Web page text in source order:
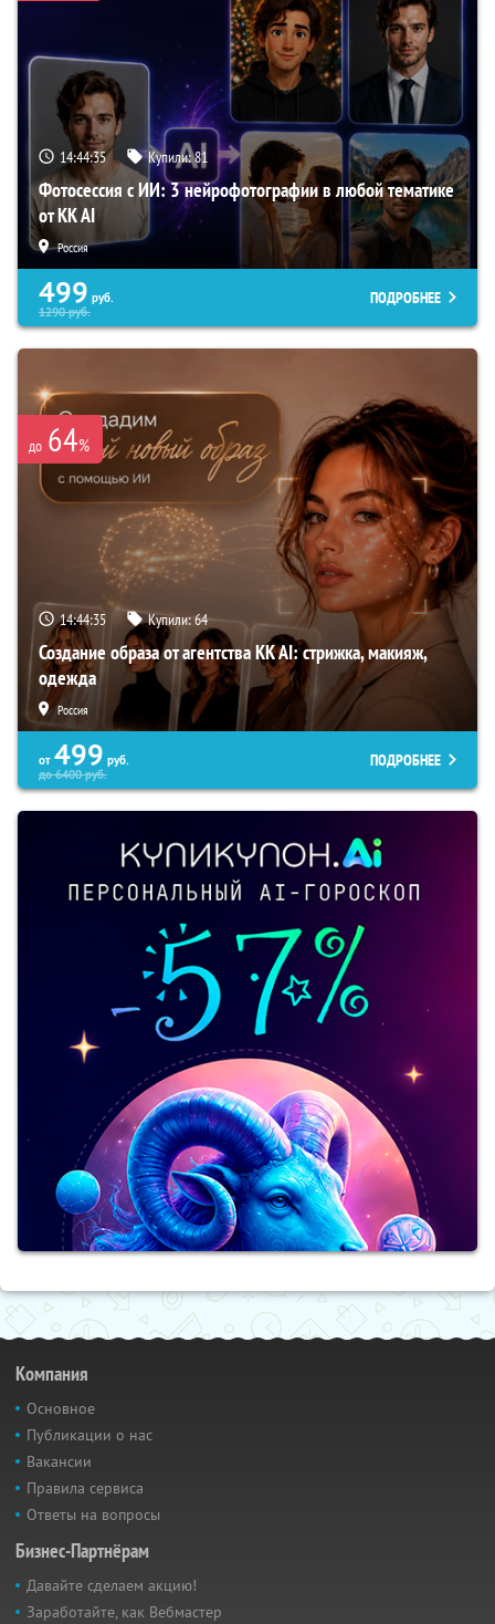
14:44:34 Купили:81
Фотосессия с ИИ: 3 нейрофотографии в любой тематике
от KK AI
Россия
499 руб.
1290руб.
ПОДРОБНЕЕ
до 64%
14:44:34 Купили:64
Создание образа от агентства KK AI: стрижка, макияж,
одежда
Россия
от 499 руб.
до6400руб.
ПОДРОБНЕЕ
Компания
Основное
Публикации о нас
Вакансии
Правила сервиса
Ответы на вопросы
Бизнес-Партнёрам
Давайте сделаем акцию!
Заработайте, как Вебмастер